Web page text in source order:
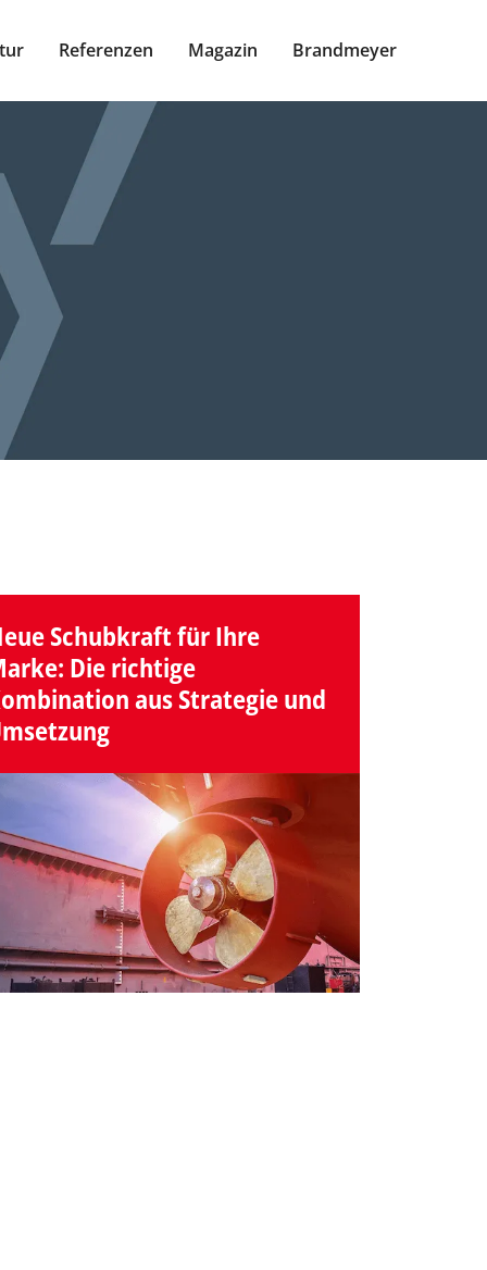
Referenzen Magazin Brandmeyer
Schubkraft für Ihre
Die richtige
aus Strategie und